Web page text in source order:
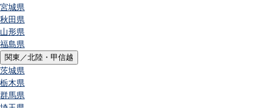
宮城県
秋田県
山形県
福島県
関東／北陸・甲信越
茨城県
栃木県
群馬県